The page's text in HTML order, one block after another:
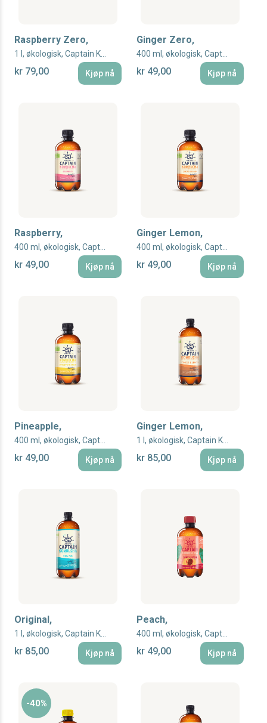
Raspberry Zero,
kr 79,00 Kjøp nå
Ginger Zero,
kr 49,00 Kjøp nå
Raspberry,
kr 49,00 Kjøp nå
Ginger Lemon,
kr 49,00 Kjøp nå
Pineapple,
kr 49,00 Kjøp nå
Ginger Lemon,
kr 85,00 Kjøp nå
Original,
kr 85,00 Kjøp nå
Peach,
kr 49,00 Kjøp nå
-40%